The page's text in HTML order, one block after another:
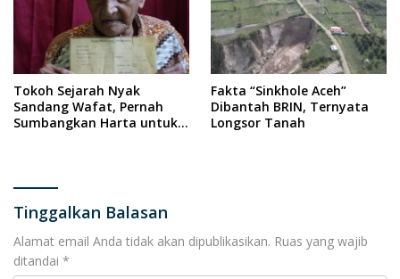
Tokoh Sejarah Nyak
Sandang Wafat, Pernah
Sumbangkan Harta untuk
Fakta “Sinkhole Aceh”
Dibantah BRIN, Ternyata
Longsor Tanah
Tinggalkan Balasan
Alamat email Anda tidak akan dipublikasikan. Ruas yang wajib
ditandai *